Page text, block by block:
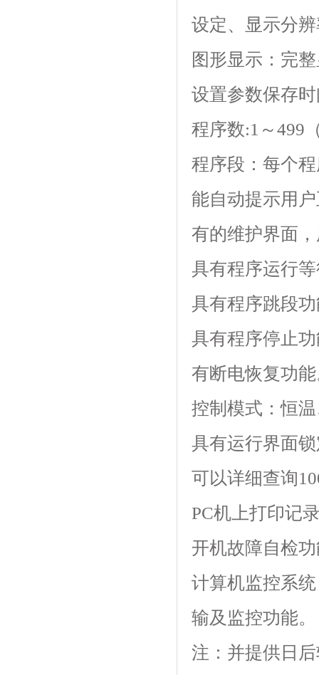
设定、显示
图形显示：完
设置参数保存时
程序数:1～499（
程序段：每个程
能自动提示用户正
有的维护界面
具有程序运行等
具有程序跳段功能
具有程序停止功能
有断电恢复功能
控制模式：恒温
具有运行界面锁定
可以详细查询100
PC机上打印记
开机故障自检功能
计算机监控系统
输及监控功能。
注：并提供日